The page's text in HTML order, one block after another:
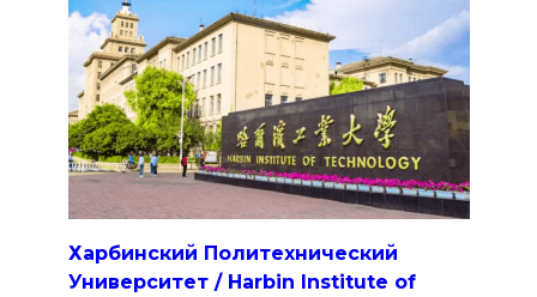
Харбинский Политехнический
Университет / Harbin Institute of